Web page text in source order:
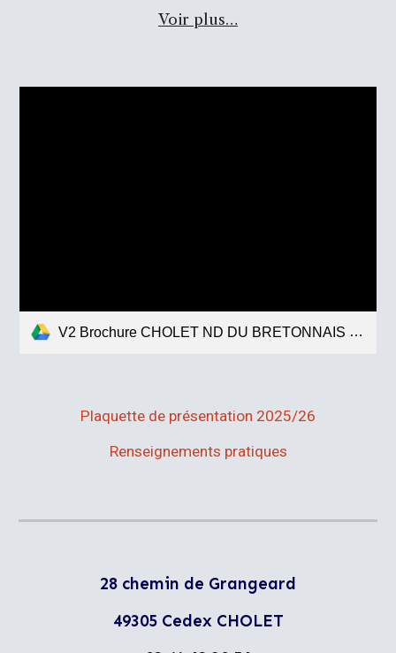
Voir plus…
V2 Brochure CHOLET ND DU BRETONNAIS PO 2026.pdf
Plaquette de présentation 2025/26
Renseignements pratiques
28 chemin de Grangeard
49305 Cedex CHOLET